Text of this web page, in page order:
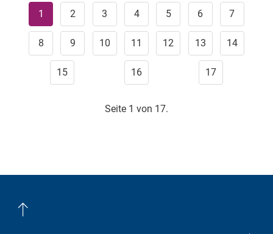
1 2 3 4 5 6 7
8 9 10 11 12 13 14
15 16 17
Seite 1 von 17.